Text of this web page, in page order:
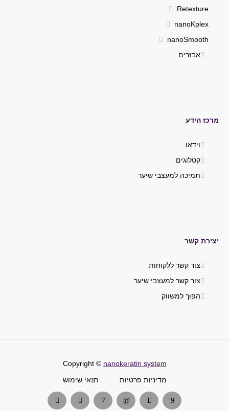
Retexture
nanoKplex
nanoSmooth
אבזרים
מרכז הידע
וידאו
קטלוגים
תמיכה למעצבי שיער
יצירת קשר
צור קשר ללקוחות
צור קשר למעצבי שיער
הפוך למשווק
Copyright © nanokeratin system
תנאי שימוש
מדיניות פרטיות